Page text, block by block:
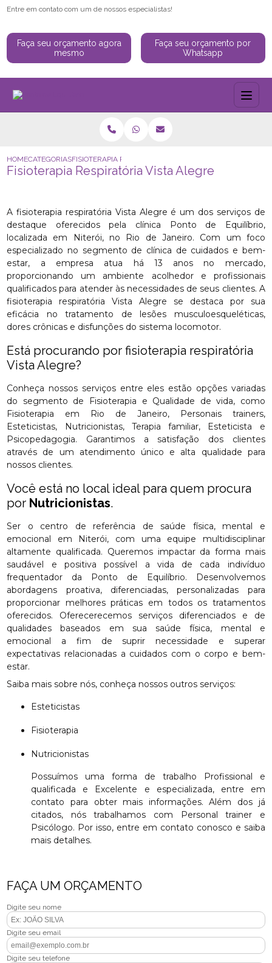
Entre em contato com um de nossos especialistas!
Faça seu orçamento agora
mesmo
Faça seu orçamento por
Whatsapp
HOMECATEGORIASFISIOTERAPIA RESPIRATÓRIA VISTA ALEGRE
Fisioterapia Respiratória Vista Alegre
A fisioterapia respiratória Vista Alegre é um dos serviços de
destaque oferecidos pela clínica Ponto de Equilíbrio,
localizada em Niterói, no Rio de Janeiro. Com um foco
especializado no segmento de clínica de cuidados e bem-
estar, a empresa atua há 13 anos no mercado,
proporcionando um ambiente acolhedor e profissionais
qualificados para atender às necessidades de seus clientes. A
fisioterapia respiratória Vista Alegre se destaca por sua
eficácia no tratamento de lesões musculoesqueléticas,
dores crônicas e disfunções do sistema locomotor.
Está procurando por fisioterapia respiratória
Vista Alegre?
Conheça nossos serviços entre eles estão opções variadas
do segmento de Fisioterapia e Qualidade de vida, como
Fisioterapia em Rio de Janeiro, Personais trainers,
Esteticistas, Nutricionistas, Terapia familiar, Esteticista e
Psicopedagogia. Garantimos a satisfação dos clientes
através de um atendimento único e alta qualidade para
nossos clientes.
Você está no local ideal para quem procura
por Nutricionistas.
Ser o centro de referência de saúde física, mental e
emocional em Niterói, com uma equipe multidisciplinar
altamente qualificada. Queremos impactar da forma mais
saudável e positiva possível a vida de cada indivíduo
frequentador da Ponto de Equilíbrio. Desenvolvemos
abordagens proativa, diferenciadas, personalizadas para
proporcionar melhores práticas em todos os tratamentos
oferecidos. Oferecerecemos serviços diferenciados e de
qualidades baseados em sua saúde física, mental e
emocional a fim de suprir necessidade e superar
expectativas relacionadas a cuidados com o corpo e bem-
estar.
Saiba mais sobre nós, conheça nossos outros serviços:
Esteticistas
Fisioterapia
Nutricionistas
Possuímos uma forma de trabalho Profissional e
qualificada e Excelente e especializada, entre em
contato para obter mais informações. Além dos já
citados, nós trabalhamos com Personal trainer e
Psicólogo. Por isso, entre em contato conosco e saiba
mais detalhes.
FAÇA UM ORÇAMENTO
Digite seu nome
Digite seu email
Digite seu telefone